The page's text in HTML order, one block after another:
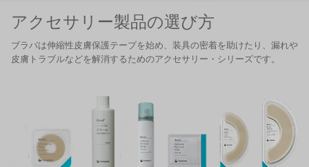
アクセサリー製品の選び方
ブラバは伸縮性皮膚保護テープを始め、装具の密着を助けたり、漏れや
皮膚トラブルなどを解消するためのアクセサリー・シリーズです。